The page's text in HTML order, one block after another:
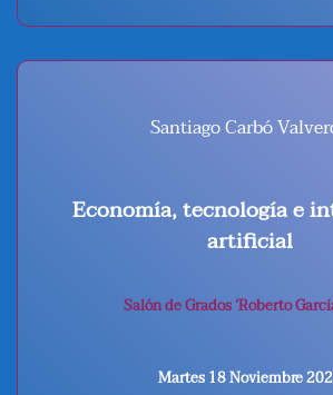
Santiago Carbó
Economía, tecnología e
artificial
Salón de Grados ‘Roberto
Martes 18Noviembre